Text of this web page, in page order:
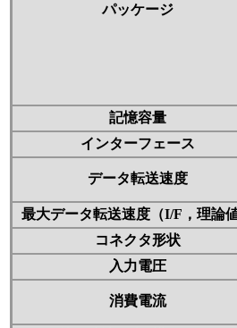
パッケージ
記憶容量
インターフェース
データ転送速度
最大データ転送速度（I/F，理論
コネクタ形状
入力電圧
消費電流